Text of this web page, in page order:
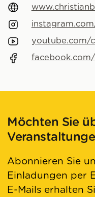
Möchten Sie
Abonnieren Sie
Einladungen per
E-Mails erhalten